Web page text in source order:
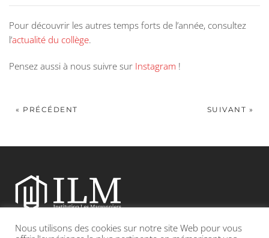
Pour découvrir les autres temps forts de l’année, consultez
l’actualité du collège.
Pensez aussi à nous suivre sur Instagram !
« PRÉCÉDENT SUIVANT »
Etablissement catholique sous contrat d’association avec l’Etat
Nous utilisons des cookies sur notre site Web pour vous